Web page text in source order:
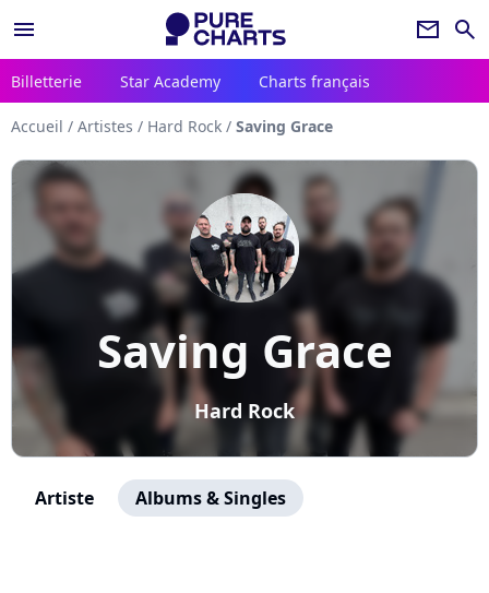
menu newsletter search
Billetterie Star Academy Charts français
Accueil / Artistes / Hard Rock / Saving Grace
Saving Grace
Hard Rock
Artiste Albums & Singles